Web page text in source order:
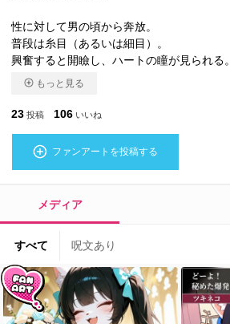
性に対して男の頃から奔放。
普段は糸目（あるいは細目）。
興奮すると開瞼し、ハートの瞳が見られる。
もっと見る
23 投稿 106 いいね
ファンアートを投稿する
メディア
すべて 呪文あり